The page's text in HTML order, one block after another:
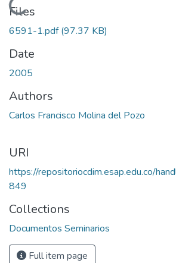
Loading...
Files
6591-1.pdf(97.37 KB)
Date
2005
Authors
Carlos Francisco Molina del Pozo
URI
https://repositoriocdim.esap.edu.co/
849
Collections
Documentos Seminarios
Full item page